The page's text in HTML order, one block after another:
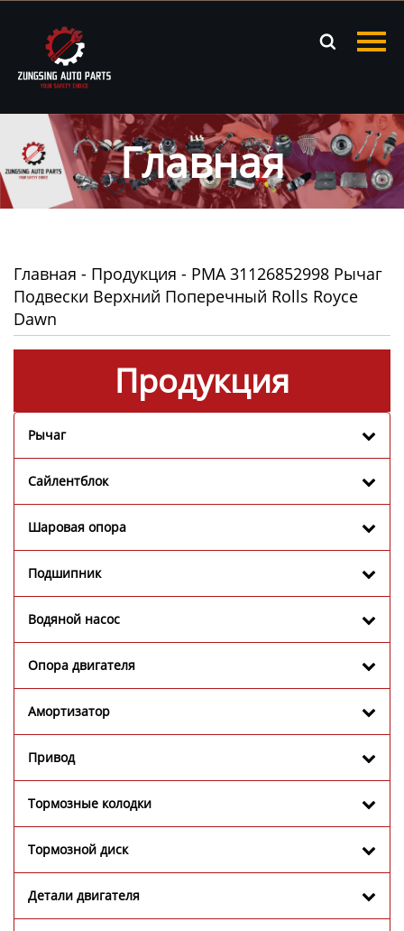

Главная
Продукция
Новости
О нас
Контакты
Главная
Главная - Продукция - PMA 31126852998 Рычаг
Подвески Верхний Поперечный Rolls Royce
Dawn
Продукция
Рычаг
Сайлентблок
Шаровая опора
Подшипник
Водяной насос
Опора двигателя
Амортизатор
Привод
Тормозные колодки
Тормозной диск
Детали двигателя